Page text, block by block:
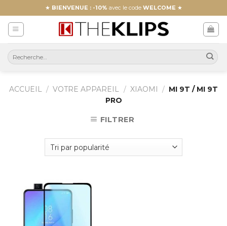
to
content
★ BIENVENUE : -10% avec le code WELCOME ★
ACCUEIL / VOTRE APPAREIL / XIAOMI / MI 9T / MI 9T
PRO
FILTRER